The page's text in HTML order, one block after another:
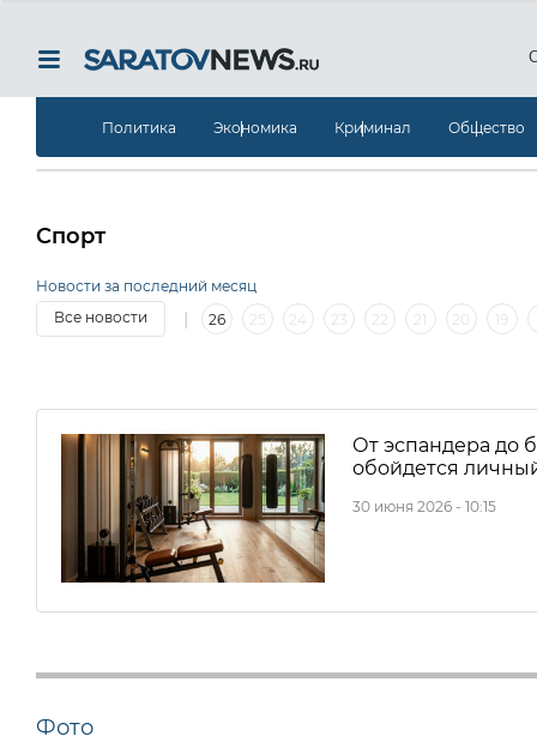
Политика Экономика Криминал Общество
Спорт
Новости за последний месяц
Все новости
| 26 25 24 23 22 21 20 19
От эспандера до
обойдется
30 июня 2026 - 10:15
Фото